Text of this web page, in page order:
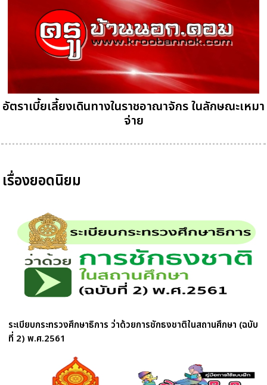
อัตราเบี้ยเลี้ยงเดินทางในราชอาณาจักร ในลักษณะเหมา
จ่าย
เรื่องยอดนิยม
ระเบียบกระทรวงศึกษาธิการ ว่าด้วยการชักธงชาติในสถานศึกษา (ฉบับ
ที่ 2) พ.ศ.2561